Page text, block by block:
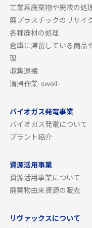
工業系廃棄物や廃液の処
廃プラスチックのリサイ
各種廃材の処理
倉庫に滞留している商品
理
収集運搬
清掃作業-swell-
バイオガス発電事業
バイオガス発電について
プラント紹介
資源活用事業
資源活用事業について
廃棄物由来資源の販売
リヴァックスについて